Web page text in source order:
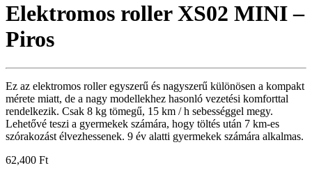
Elektromos roller XS02 MINI –
Piros
Ez az elektromos roller egyszerű és nagyszerű különösen a kompakt
mérete miatt, de a nagy modellekhez hasonló vezetési komforttal
rendelkezik. Csak 8 kg tömegű, 15 km / h sebességgel megy.
Lehetővé teszi a gyermekek számára, hogy töltés után 7 km-es
szórakozást élvezhessenek. 9 év alatti gyermekek számára alkalmas.
62,400 Ft